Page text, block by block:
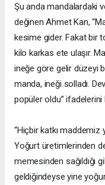
Şu anda mandalardaki
değinen Ahmet Kan,
kesime gider. Fakat bir
kilo karkas ete ulaşır.
ineğe göre gelir düzeyi
manda, ineği solladı.
popüler oldu” ifadelerini
“Hiçbir katkı maddemiz
Yoğurt üretimlerinden
memesinden sağıldığı
geldiğindeyse yine